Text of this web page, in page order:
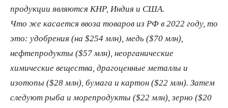
продукции являются КНР, Индия и США.
Что же касается ввоза товаров из РФ в 2022 году, то
это: удобрения (на $254 млн), медь ($70 млн),
нефтепродукты ($57 млн), неорганические
химические вещества, драгоценные металлы и
изотопы ($28 млн), бумага и картон ($22 млн). Затем
следуют рыба и морепродукты ($22 млн), зерно ($20